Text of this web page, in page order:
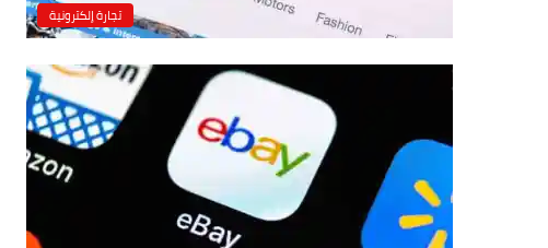
تجارة إلكترونية